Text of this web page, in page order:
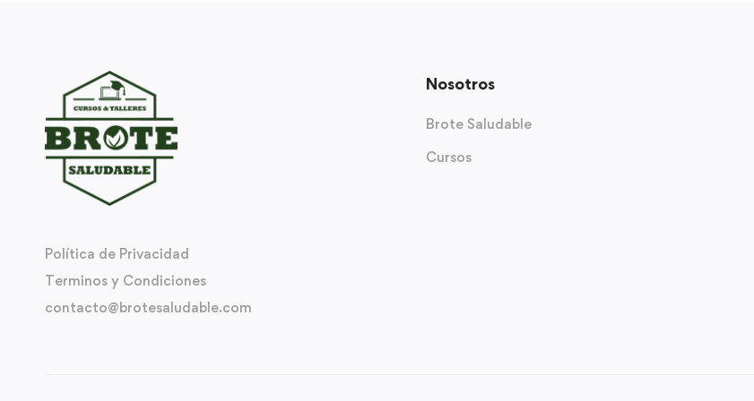
Política de Privacidad
Terminos y Condiciones
contacto@brotesaludable.com
Nosotros
Brote Saludable
Cursos